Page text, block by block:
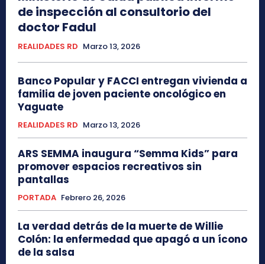
de inspección al consultorio del
doctor Fadul
REALIDADES RD Marzo 13, 2026
Banco Popular y FACCI entregan vivienda a
familia de joven paciente oncológico en
Yaguate
REALIDADES RD Marzo 13, 2026
ARS SEMMA inaugura “Semma Kids” para
promover espacios recreativos sin
pantallas
PORTADA Febrero 26, 2026
La verdad detrás de la muerte de Willie
Colón: la enfermedad que apagó a un ícono
de la salsa